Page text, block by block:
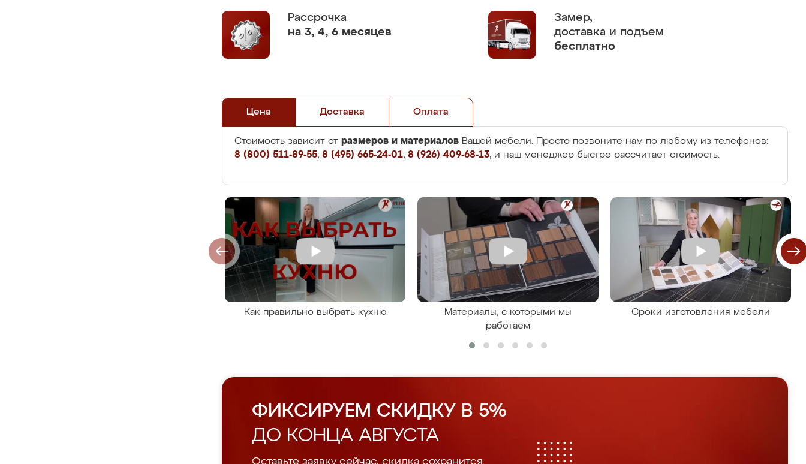
Рассрочка
на 3, 4, 6 месяцев
Замер,
доставка и подъем
бесплатно
Цена Доставка Оплата
Стоимость зависит от размеров и материалов Вашей мебели. Просто позвоните нам по любому из телефонов:
8 (800) 511-89-55, 8 (495) 665-24-01, 8 (926) 409-68-13, и наш менеджер быстро рассчитает стоимость.
Как правильно выбрать кухню
Материалы, с которыми мы
работаем
Сроки изготовления мебели
ФИКСИРУЕМ СКИДКУ В 5%
ДО КОНЦА АВГУСТА
Оставьте заявку сейчас, скидка сохранится.